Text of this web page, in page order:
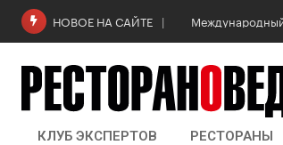
НОВОЕ НА САЙТЕ Роскачество
КЛУБ ЭКСПЕРТОВ РЕСТОРАНЫ